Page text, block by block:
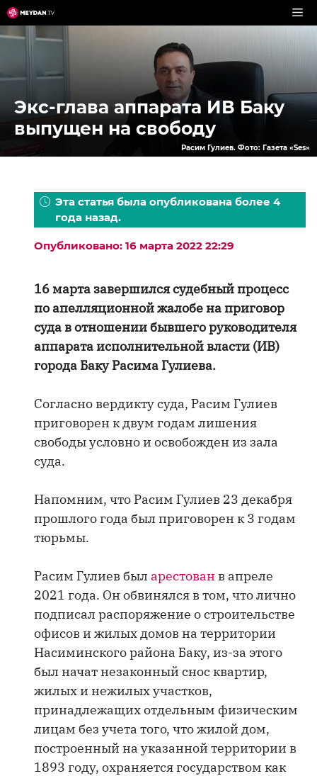
Перейти
к
содержимому
Экс-глава аппарата ИВ Баку
выпущен на свободу
Расим Гулиев. Фото: Газета «Ses»
Эта статья была опубликована более 4
года назад.
Опубликовано: 16 марта 2022 22:29
16 марта завершился судебный процесс
по апелляционной жалобе на приговор
суда в отношении бывшего руководителя
аппарата исполнительной власти (ИВ)
города Баку Расима Гулиева.
Согласно вердикту суда, Расим Гулиев
приговорен к двум годам лишения
свободы условно и освобожден из зала
суда.
Напомним, что Расим Гулиев 23 декабря
прошлого года был приговорен к 3 годам
тюрьмы.
Расим Гулиев был арестован в апреле
2021 года. Он обвинялся в том, что лично
подписал распоряжение о строительстве
офисов и жилых домов на территории
Насиминского района Баку, из-за этого
был начат незаконный снос квартир,
жилых и нежилых участков,
принадлежащих отдельным физическим
лицам без учета того, что жилой дом,
построенный на указанной территории в
1893 году, охраняется государством как